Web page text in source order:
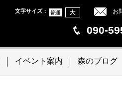
お
文字サイズ：
090-
イベント案内 森のブログ